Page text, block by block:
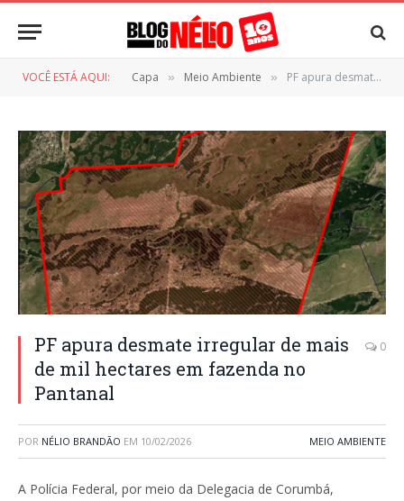
VOCÊ ESTÁ AQUI: Capa » Meio Ambiente » PF apura desmate irregular de mais de mil hectares em fazenda no Pantanal
PF apura desmate irregular de mais
de mil hectares em fazenda no
Pantanal
0
POR NÉLIO BRANDÃO EM 10/02/2026 MEIO AMBIENTE
A Polícia Federal, por meio da Delegacia de Corumbá,